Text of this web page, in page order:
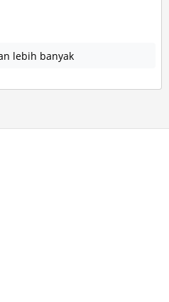
lebih banyak